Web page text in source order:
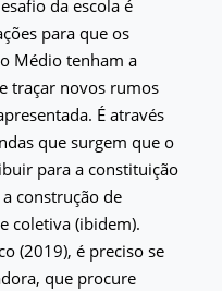
da escola é
para que os
Médio tenham a
traçar novos rumos
É através
que surgem que o
para a constituição
construção de
coletiva (ibidem).
(2019), é preciso se
que procure